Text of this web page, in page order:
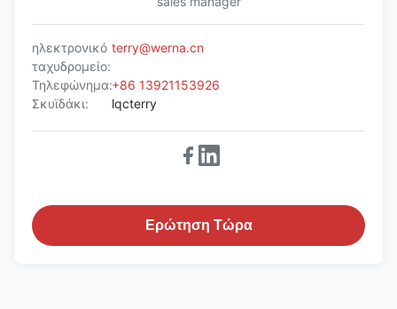
ηλεκτρονικό
ταχυδρομείο:
terry@werna.cn
Τηλεφώνημα:+86 13921153926
Σκυϊδάκι:
lqcterry
Ερώτηση Τώρα